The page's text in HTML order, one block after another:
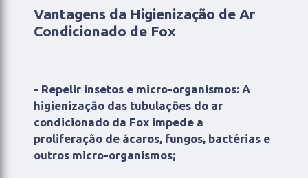
Vantagens da Higienização de Ar
Condicionado de Fox
- Repelir insetos e micro-organismos: A
higienização das tubulações do ar
condicionado da Fox impede a
proliferação de ácaros, fungos, bactérias e
outros micro-organismos;